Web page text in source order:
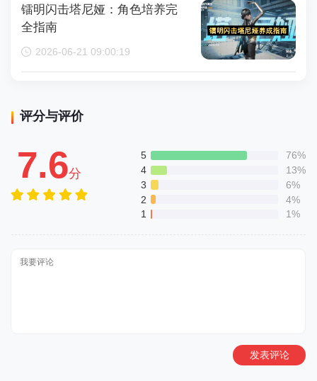
镭明闪击塔尼娅：角色培养完
全指南
2026-06-21 09:00:19
评分与评价
7.6分
5
76%
4
13%
3
6%
2
4%
1
1%
发表评论